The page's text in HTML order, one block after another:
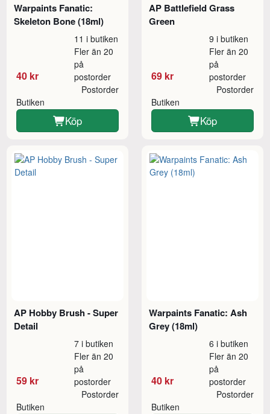
Warpaints Fanatic:
Skeleton Bone (18ml)
40 kr
11 i butiken
Fler än 20
på
postorder
Butiken
Postorder
Köp
AP Battlefield Grass
Green
69 kr
9 i butiken
Fler än 20
på
postorder
Butiken
Postorder
Köp
AP Hobby Brush - Super
Detail
59 kr
7 i butiken
Fler än 20
på
postorder
Butiken
Postorder
Warpaints Fanatic: Ash
Grey (18ml)
40 kr
6 i butiken
Fler än 20
på
postorder
Butiken
Postorder